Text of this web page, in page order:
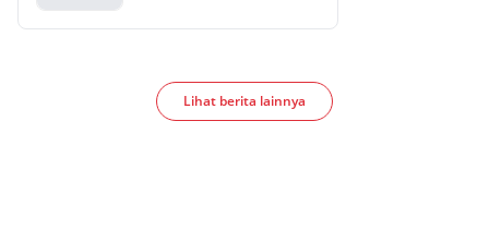
Lihat berita lainnya